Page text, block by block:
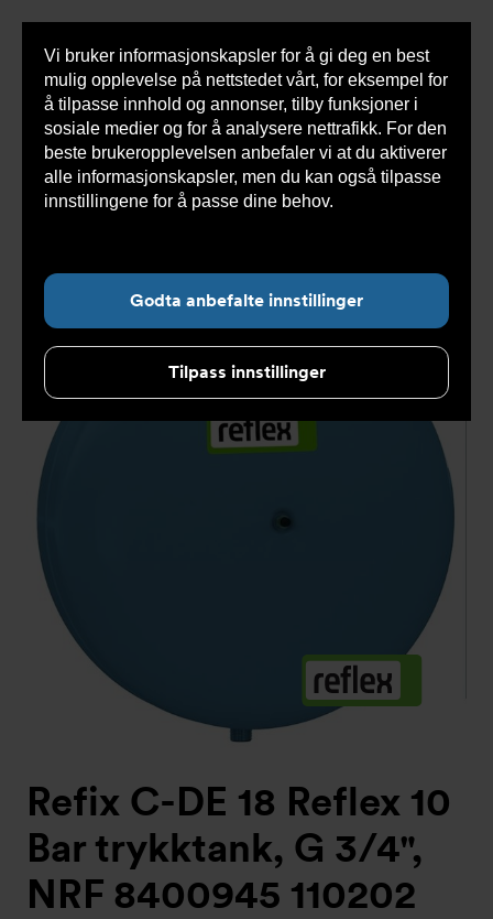
Vi bruker informasjonskapsler for å gi deg en best
mulig opplevelse på nettstedet vårt, for eksempel for
å tilpasse innhold og annonser, tilby funksjoner i
sosiale medier og for å analysere nettrafikk. For den
beste brukeropplevelsen anbefaler vi at du aktiverer
alle informasjonskapsler, men du kan også tilpasse
innstillingene for å passe dine behov.
Godta anbefalte innstillinger
Tilpass innstillinger
Du
her:
Armatec > Produkter > Ekspansjonssystemer
>
Forladete kar
> Beholdere med belg >
AT 8321E-DE
Refix C-DE kar
>
Refix C-DE 18 Reflex 10 Bar trykktank, G
Refix C-DE 18 Reflex 10
Bar trykktank, G 3/4",
NRF 8400945 110202